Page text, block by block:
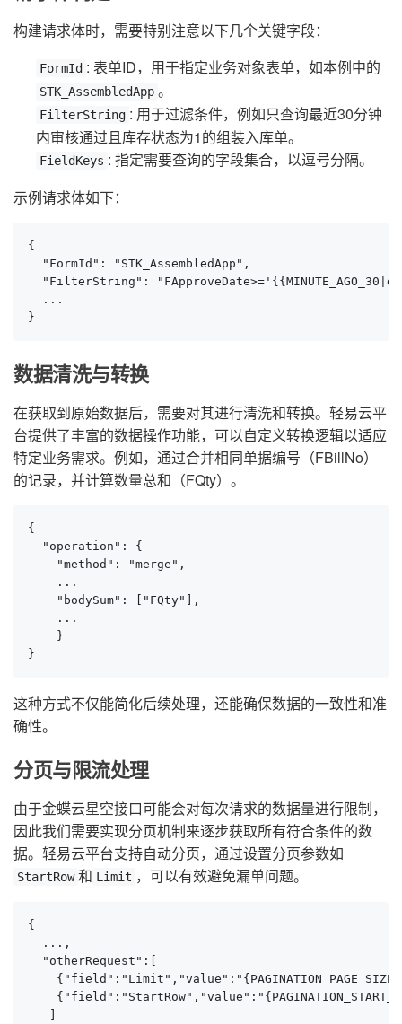
构建请求体时，需要特别注意以下几个关键字段：
FormId : 表单ID，用于指定业务对象表单，如本例中的
STK_AssembledApp 。
FilterString : 用于过滤条件，例如只查询最近30分钟
内审核通过且库存状态为1的组装入库单。
FieldKeys : 指定需要查询的字段集合，以逗号分隔。
示例请求体如下：
{
  "FormId": "STK_AssembledApp",
"FilterString":
  ...
}
数据清洗与转换
在获取到原始数据后，需要对其进行清洗和转换。轻易云平
台提供了丰富的数据操作功能，可以自定义转换逻辑以适应
特定业务需求。例如，通过合并相同单据编号（FBillNo）
的记录，并计算数量总和（FQty）。
{
  "operation": {
    "method": "merge",
    ...
    "bodySum": ["FQty"],
    ...
    }
}
这种方式不仅能简化后续处理，还能确保数据的一致性和准
确性。
分页与限流处理
由于金蝶云星空接口可能会对每次请求的数据量进行限制，
因此我们需要实现分页机制来逐步获取所有符合条件的数
据。轻易云平台支持自动分页，通过设置分页参数如
StartRow 和 Limit ，可以有效避免漏单问题。
{
  ...,
  "otherRequest":[